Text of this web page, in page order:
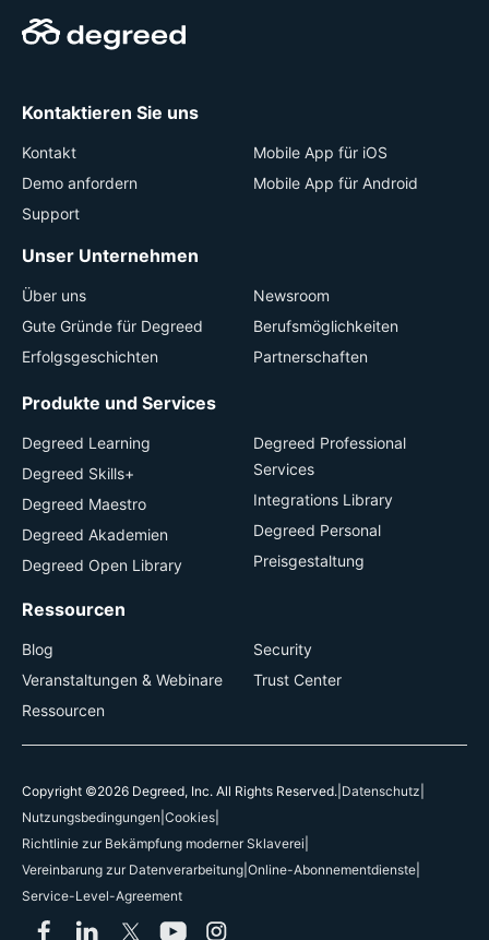
Kontaktieren Sie uns
Kontakt
Demo anfordern
Support
Mobile App für iOS
Mobile App für Android
Unser Unternehmen
Über uns
Gute Gründe für Degreed
Erfolgsgeschichten
Newsroom
Berufsmöglichkeiten
Partnerschaften
Produkte und Services
Degreed Learning
Degreed Skills+
Degreed Maestro
Degreed Akademien
Degreed Open Library
Degreed Professional
Services
Integrations Library
Degreed Personal
Preisgestaltung
Ressourcen
Blog
Veranstaltungen & Webinare
Ressourcen
Security
Trust Center
Copyright ©2026 Degreed, Inc. All Rights Reserved. Datenschutz
Nutzungsbedingungen Cookies
Richtlinie zur Bekämpfung moderner Sklaverei
Vereinbarung zur Datenverarbeitung Online-Abonnementdienste
Service-Level-Agreement